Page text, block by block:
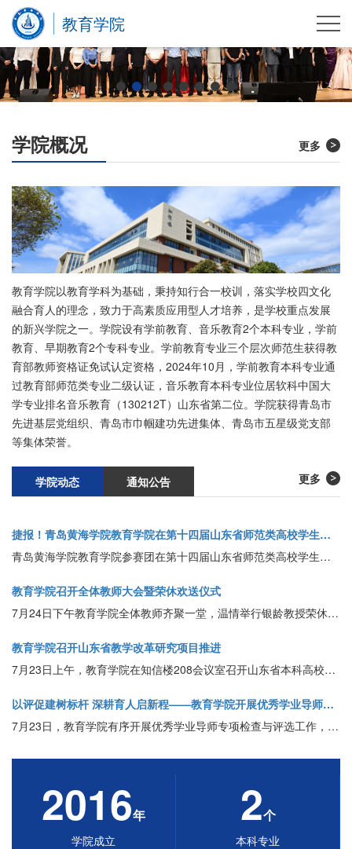
教育学院
学院概况 更多
教育学院以教育学科为基础，秉持知行合一校训，落实学校四文化
融合育人的理念，致力于高素质应用型人才培养，是学校重点发展
的新兴学院之一。学院设有学前教育、音乐教育2个本科专业，学前
教育、早期教育2个专科专业。学前教育专业三个层次师范生获得教
育部教师资格证免试认定资格，2024年10月，学前教育本科专业通
过教育部师范类专业二级认证，音乐教育本科专业位居软科中国大
学专业排名音乐教育（130212T）山东省第二位。学院获得青岛市
先进基层党组织、青岛市巾帼建功先进集体、青岛市五星级党支部
等集体荣誉。
学院动态 通知公告 更多
捷报！青岛黄海学院教育学院在第十四届山东省师范类高校学生从业技能大赛中创造历史最佳成绩！
青岛黄海学院教育学院参赛团在第十四届山东省师范类高校学生从业技能大赛决赛中，队凭借扎实的专业功底和出色的现场表现，从众多参赛院校中脱颖而出，斩获一等奖2项、二等奖2项、三等奖1项，实现了“人人有奖”的优异成绩。
教育学院召开全体教师大会暨荣休欢送仪式
7月24日下午教育学院全体教师齐聚一堂，温情举行银龄教授荣休欢送仪式，致敬深耕教坛的前辈师者。
教育学院召开山东省教学改革研究项目推进
7月23日上午，教育学院在知信楼208会议室召开山东省本科高校教学改革研究项目推进会。
以评促建树标杆 深耕育人启新程——教育学院开展优秀学业导师检查评选工作
7月23日，教育学院有序开展优秀学业导师专项检查与评选工作，以精准考评赋能学风建设与人才培养高质量发展。
2016年
学院成立
2个
本科专业